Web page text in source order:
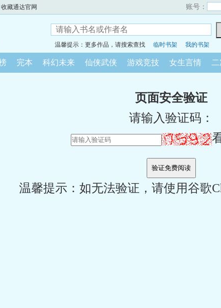
收藏通达官网 账号：
温馨提示：更多作品，请搜索查找 临时书架 我的书架
完本 科幻未来 仙侠武侠 游戏竞技 女生言情
页面安全验证
请输入验证码：
温馨提示：如无法验证，请使用谷歌